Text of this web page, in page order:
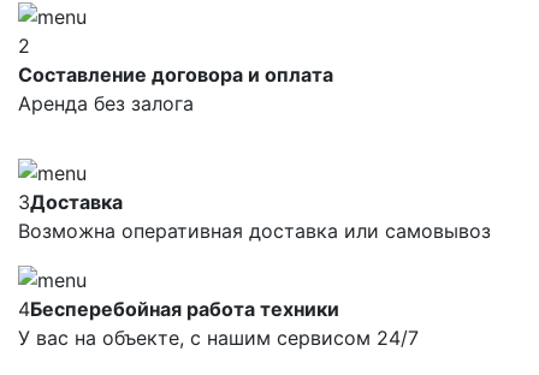
2
Составление договора и оплата
Аренда без залога
3Доставка
Возможна оперативная доставка или самовывоз
4Бесперебойная работа техники
У вас на объекте, с нашим сервисом 24/7